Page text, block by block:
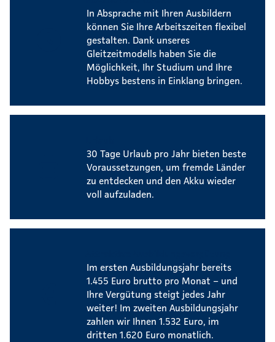
In Absprache mit Ihren Ausbildern
können Sie Ihre Arbeitszeiten flexibel
gestalten. Dank unseres
Gleitzeitmodells haben Sie die
Möglichkeit, Ihr Studium und Ihre
Hobbys bestens in Einklang bringen.
30 Tage Urlaub pro Jahr bieten beste
Voraussetzungen, um fremde Länder
zu entdecken und den Akku wieder
voll aufzuladen.
Im ersten Ausbildungsjahr bereits
1.455 Euro brutto pro Monat – und
Ihre Vergütung steigt jedes Jahr
weiter! Im zweiten Ausbildungsjahr
zahlen wir Ihnen 1.532 Euro, im
dritten 1.620 Euro monatlich.